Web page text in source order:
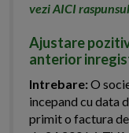
vezi AICI
Ajustare
anterior
Intrebare:O
incepand cu data
primit o factura